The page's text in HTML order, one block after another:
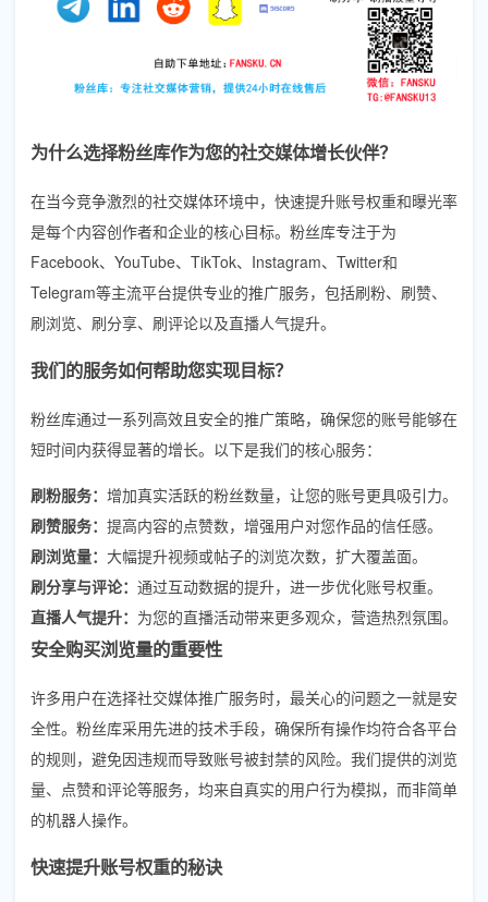
为什么选择粉丝库作为您的社交媒体增长伙伴？
在当今竞争激烈的社交媒体环境中，快速提升账号权重和曝光率
是每个内容创作者和企业的核心目标。粉丝库专注于为
Facebook、YouTube、TikTok、Instagram、Twitter和
Telegram等主流平台提供专业的推广服务，包括刷粉、刷赞、
刷浏览、刷分享、刷评论以及直播人气提升。
我们的服务如何帮助您实现目标？
粉丝库通过一系列高效且安全的推广策略，确保您的账号能够在
短时间内获得显著的增长。以下是我们的核心服务：
刷粉服务： 增加真实活跃的粉丝数量，让您的账号更具吸引力。
刷赞服务： 提高内容的点赞数，增强用户对您作品的信任感。
刷浏览量： 大幅提升视频或帖子的浏览次数，扩大覆盖面。
刷分享与评论： 通过互动数据的提升，进一步优化账号权重。
直播人气提升： 为您的直播活动带来更多观众，营造热烈氛围。
安全购买浏览量的重要性
许多用户在选择社交媒体推广服务时，最关心的问题之一就是安
全性。粉丝库采用先进的技术手段，确保所有操作均符合各平台
的规则，避免因违规而导致账号被封禁的风险。我们提供的浏览
量、点赞和评论等服务，均来自真实的用户行为模拟，而非简单
的机器人操作。
快速提升账号权重的秘诀